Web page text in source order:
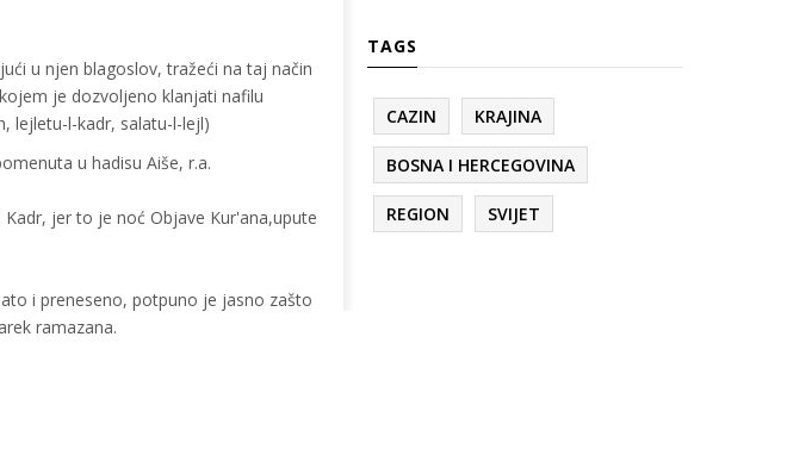
u njen blagoslov, tražeći na taj način
je dozvoljeno klanjati nafilu
lejletu-l-kadr, salatu-l-lejl)
u hadisu Aiše, r.a.
jer to je noć Objave Kur'ana,upute
i preneseno, potpuno je jasno zašto
ramazana.
TAGS
CAZIN KRAJINA
BOSNA I HERCEGOVINA
REGION SVIJET